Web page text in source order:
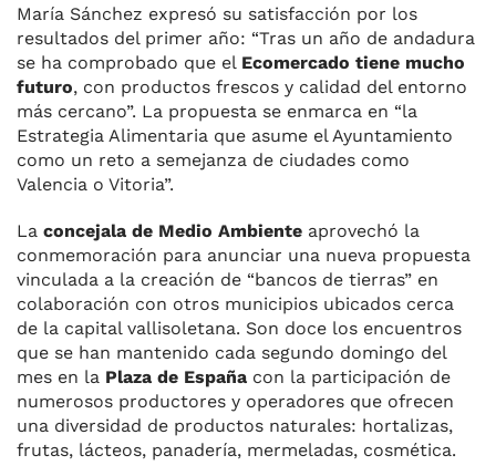
María Sánchez expresó su satisfacción por los
resultados del primer año: “Tras un año de andadura
se ha comprobado que el Ecomercado tiene mucho
futuro, con productos frescos y calidad del entorno
más cercano”. La propuesta se enmarca en “la
Estrategia Alimentaria que asume el Ayuntamiento
como un reto a semejanza de ciudades como
Valencia o Vitoria”.
La concejala de Medio Ambiente aprovechó la
conmemoración para anunciar una nueva propuesta
vinculada a la creación de “bancos de tierras” en
colaboración con otros municipios ubicados cerca
de la capital vallisoletana. Son doce los encuentros
que se han mantenido cada segundo domingo del
mes en la Plaza de España con la participación de
numerosos productores y operadores que ofrecen
una diversidad de productos naturales: hortalizas,
frutas, lácteos, panadería, mermeladas, cosmética.